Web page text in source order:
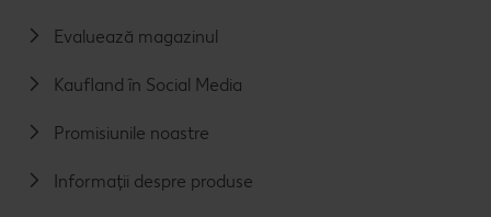
Evaluează magazinul
Kaufland în Social Media
Promisiunile noastre
Informații despre produse